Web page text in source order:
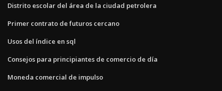
Distrito escolar del área de la ciudad petrolera
Primer contrato de futuros cercano
Usos del índice en sql
Consejos para principiantes de comercio de día
Moneda comercial de impulso